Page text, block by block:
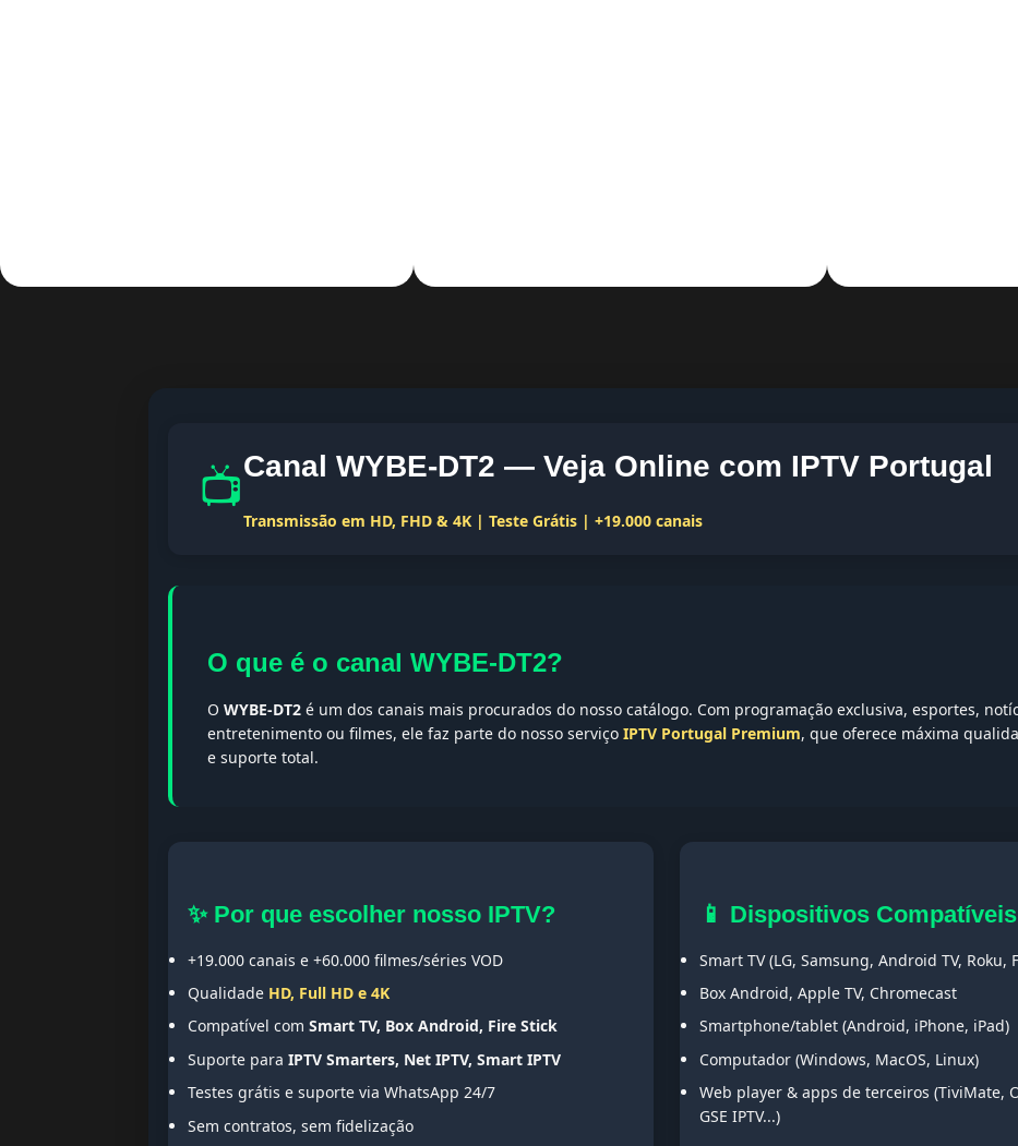
📺Canal WYBE-DT2 — Veja Online com IPTV Portugal
Transmissão em HD, FHD & 4K | Teste Grátis | +19.000 canais
O que é o canal WYBE-DT2?
O WYBE-DT2 é um dos canais mais procurados do nosso catálogo. Com programação exclusiva, esportes,
entretenimento ou filmes, ele faz parte do nosso serviço IPTV Portugal Premium, que oferece máxima
e suporte total.
✨ Por que escolher nosso IPTV?
+19.000 canais e +60.000 filmes/séries VOD
Qualidade HD, Full HD e 4K
Compatível com Smart TV, Box Android, Fire Stick
Suporte para IPTV Smarters, Net IPTV, Smart IPTV
Testes grátis e suporte via WhatsApp 24/7
Sem contratos, sem fidelização
📱 Dispositivos Compatíveis
Smart TV (LG, Samsung, Android TV, Roku,
Box Android, Apple TV, Chromecast
Smartphone/tablet (Android, iPhone, iPad)
Computador (Windows, MacOS, Linux)
Web player & apps de terceiros (TiviMate,
GSE IPTV...)